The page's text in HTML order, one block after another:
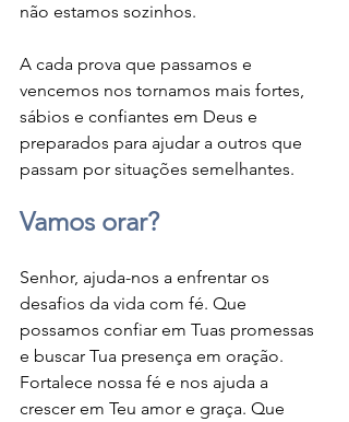
não estamos sozinhos.
A cada prova que passamos e
vencemos nos tornamos mais fortes,
sábios e confiantes em Deus e
preparados para ajudar a outros que
passam por situações semelhantes.
Vamos orar?
Senhor, ajuda-nos a enfrentar os
desafios da vida com fé. Que
possamos confiar em Tuas promessas
e buscar Tua presença em oração.
Fortalece nossa fé e nos ajuda a
crescer em Teu amor e graça. Que